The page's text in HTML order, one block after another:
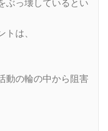
ぶっ壊しているとい
は、
動の輪の中から阻害